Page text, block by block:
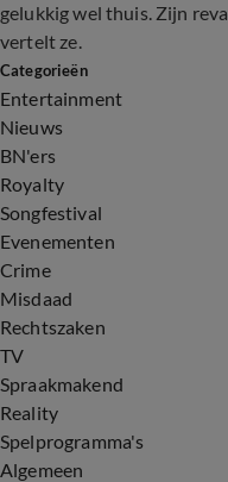
gelukkig wel thuis. Zijn
vertelt ze.
Categorieën
Entertainment
Nieuws
BN'ers
Royalty
Songfestival
Evenementen
Crime
Misdaad
Rechtszaken
TV
Spraakmakend
Reality
Spelprogramma's
Algemeen